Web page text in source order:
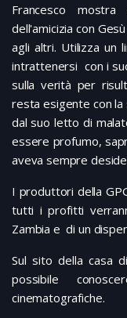
Francesco
dell'amicizia con
agli altri. Utilizza un
intrattenersi con i
sulla verità per
resta esigente con la
dal suo letto di
essere profumo,
aveva sempre
I produttori della
tutti i profitti
Zambia e di un
Sul sito della casa
possibile
cinematografiche.